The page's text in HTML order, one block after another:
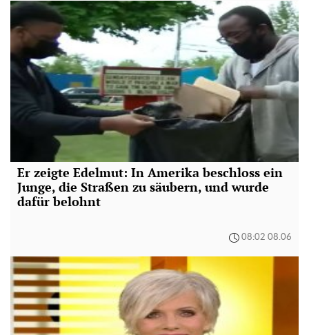
Er zeigte Edelmut: In Amerika beschloss ein
Junge, die Straßen zu säubern, und wurde
dafür belohnt
08:02 08.06